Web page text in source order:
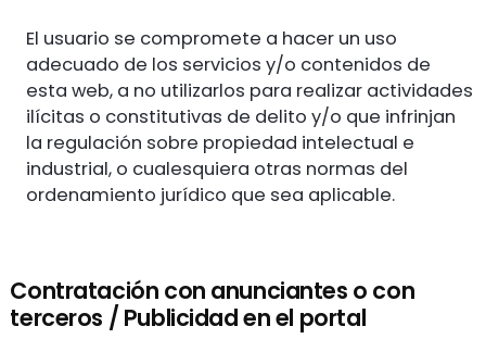
El usuario se compromete a hacer un uso
adecuado de los servicios y/o contenidos de
esta web, a no utilizarlos para realizar actividades
ilícitas o constitutivas de delito y/o que infrinjan
la regulación sobre propiedad intelectual e
industrial, o cualesquiera otras normas del
ordenamiento jurídico que sea aplicable.
Contratación con anunciantes o con
terceros / Publicidad en el portal